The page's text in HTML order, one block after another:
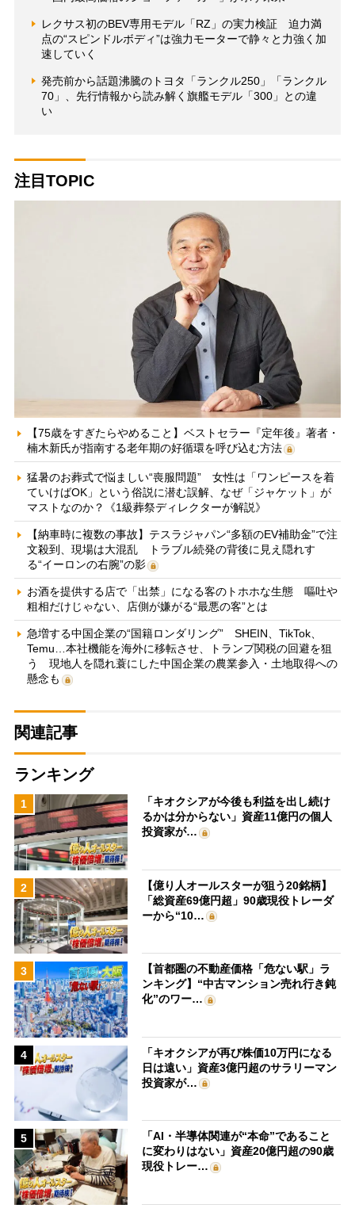
レクサス初のBEV専用モデル「RZ」の実力検証 迫力満
点の“スピンドルボディ”は強力モーターで静々と力強く加
速していく
発売前から話題沸騰のトヨタ「ランクル250」「ランクル
70」、先行情報から読み解く旗艦モデル「300」との違
い
注目TOPIC
【75歳をすぎたらやめること】ベストセラー『定年後』著者・
楠木新氏が指南する老年期の好循環を呼び込む方法
猛暑のお葬式で悩ましい“喪服問題” 女性は「ワンピースを着
ていけばOK」という俗説に潜む誤解、なぜ「ジャケット」が
マストなのか？《1級葬祭ディレクターが解説》
【納車時に複数の事故】テスラジャパン“多額のEV補助金”で注
文殺到、現場は大混乱 トラブル続発の背後に見え隠れす
る“イーロンの右腕”の影
お酒を提供する店で「出禁」になる客のトホホな生態 嘔吐や
粗相だけじゃない、店側が嫌がる“最悪の客”とは
急増する中国企業の“国籍ロンダリング” SHEIN、TikTok、
Temu…本社機能を海外に移転させ、トランプ関税の回避を狙
う 現地人を隠れ蓑にした中国企業の農業参入・土地取得への
懸念も
関連記事
ランキング
1
「キオクシアが今後も利益を出し続け
るかは分からない」資産11億円の個人
投資家が…
2
【億り人オールスターが狙う20銘柄】
「総資産69億円超」90歳現役トレーダ
ーから“10…
3
【首都圏の不動産価格「危ない駅」ラ
ンキング】“中古マンション売れ行き鈍
化”のワー…
4
「キオクシアが再び株価10万円になる
日は遠い」資産3億円超のサラリーマン
投資家が…
5
「AI・半導体関連が“本命”であること
に変わりはない」資産20億円超の90歳
現役トレー…